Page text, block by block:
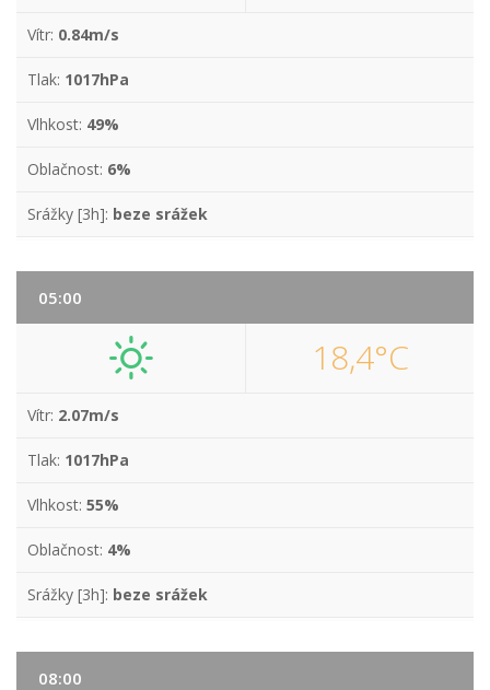
Vítr: 0.84m/s
Tlak: 1017hPa
Vlhkost: 49%
Oblačnost: 6%
Srážky [3h]: beze srážek
05:00
18,4°C
Vítr: 2.07m/s
Tlak: 1017hPa
Vlhkost: 55%
Oblačnost: 4%
Srážky [3h]: beze srážek
08:00